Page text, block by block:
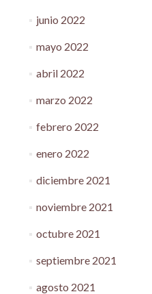
junio 2022
mayo 2022
abril 2022
marzo 2022
febrero 2022
enero 2022
diciembre 2021
noviembre 2021
octubre 2021
septiembre 2021
agosto 2021